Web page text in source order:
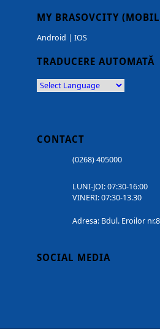
MY BRASOVCITY
Android | IOS
TRADUCERE AUTOMATĂ
CONTACT
(0268) 405000
LUNI-JOI: 07:30-16:00
VINERI: 07:30-13.30
Adresa: Bdul. Eroilor
SOCIAL MEDIA